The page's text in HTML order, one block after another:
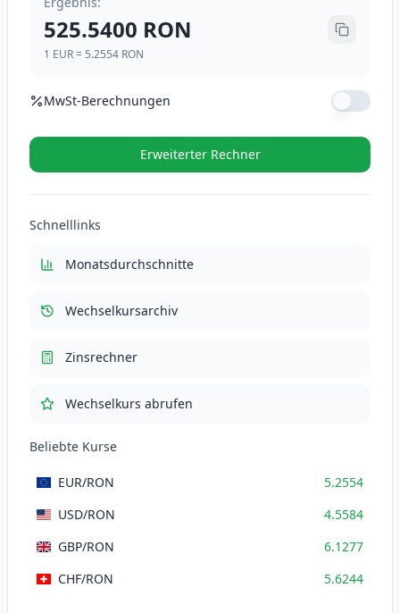
525.5400 RON
1 EUR= 5.2554 RON
MwSt-Berechnungen
MwSt-Satz (%)
MwSt (21%)
Gesamt mit MwSt
Erweiterter Rechner
Schnelllinks
Monatsdurchschnitte
Wechselkursarchiv
Zinsrechner
Wechselkurs abrufen
Beliebte Kurse
EUR/RON
5.2554
USD/RON
4.5584
GBP/RON
6.1277
CHF/RON 5.6244